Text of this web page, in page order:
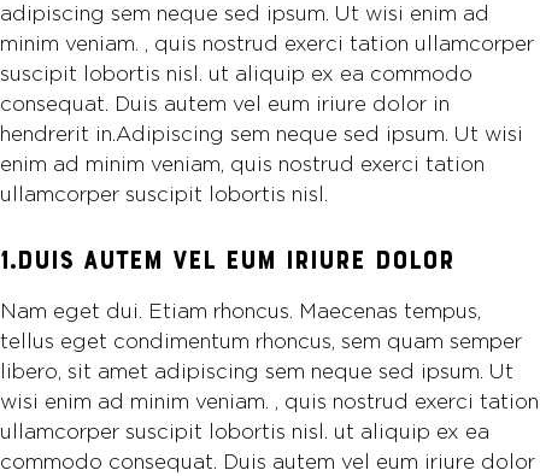
adipiscing sem neque sed ipsum. Ut wisi enim ad
minim veniam. , quis nostrud exerci tation ullamcorper
suscipit lobortis nisl. ut aliquip ex ea commodo
consequat. Duis autem vel eum iriure dolor in
hendrerit in.Adipiscing sem neque sed ipsum. Ut wisi
enim ad minim veniam, quis nostrud exerci tation
ullamcorper suscipit lobortis nisl.
1.DUIS AUTEM VEL EUM IRIURE DOLOR
Nam eget dui. Etiam rhoncus. Maecenas tempus,
tellus eget condimentum rhoncus, sem quam semper
libero, sit amet adipiscing sem neque sed ipsum. Ut
wisi enim ad minim veniam. , quis nostrud exerci tation
ullamcorper suscipit lobortis nisl. ut aliquip ex ea
commodo consequat. Duis autem vel eum iriure dolor